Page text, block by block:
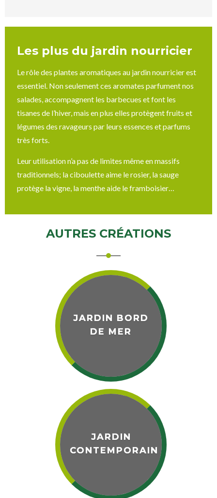
Les plus du jardin nourricier
Le rôle des plantes aromatiques au jardin nourricier est
essentiel. Non seulement ces aromates parfument nos
salades, accompagnent les barbecues et font les
tisanes de l’hiver, mais en plus elles protègent fruits et
légumes des ravageurs par leurs essences et parfums
très forts.
Leur utilisation n’a pas de limites même en massifs
traditionnels; la ciboulette aime le rosier, la sauge
protège la vigne, la menthe aide le framboisier…
AUTRES CRÉATIONS
JARDIN BORD
DE MER
JARDIN
CONTEMPORAIN